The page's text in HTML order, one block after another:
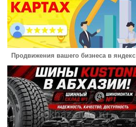
Продвижения вашего бизнеса в яндекс